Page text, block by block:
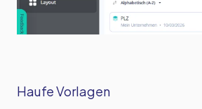
Haufe Vorlagen